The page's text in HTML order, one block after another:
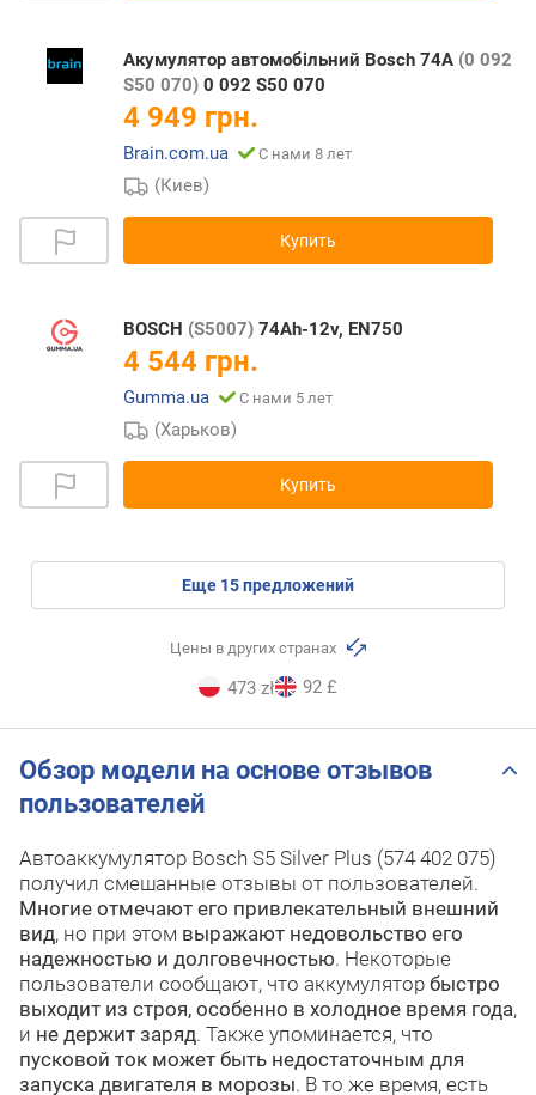
Акумулятор автомобільний Bosch 74А (0 092
S50 070) 0 092 S50 070
4 949 грн.
Brain.com.ua С нами 8 лет
(Киев)
Купить
BOSCH (S5007) 74Ah-12v, EN750
4 544 грн.
Gumma.ua С нами 5 лет
(Харьков)
Купить
eще 15предложений
Цены в других странах
473 zł 92 £
Обзор модели на основе отзывов
пользователей
Автоаккумулятор Bosch S5 Silver Plus (574 402 075)
получил смешанные отзывы от пользователей.
Многие отмечают его привлекательный внешний
вид, но при этом выражают недовольство его
надежностью и долговечностью. Некоторые
пользователи сообщают, что аккумулятор быстро
выходит из строя, особенно в холодное время года,
и не держит заряд. Также упоминается, что
пусковой ток может быть недостаточным для
запуска двигателя в морозы. В то же время, есть